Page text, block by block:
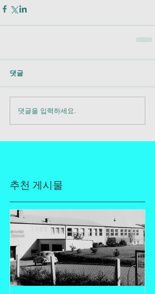
댓글
댓글을 입력하세요.
추천 게시물